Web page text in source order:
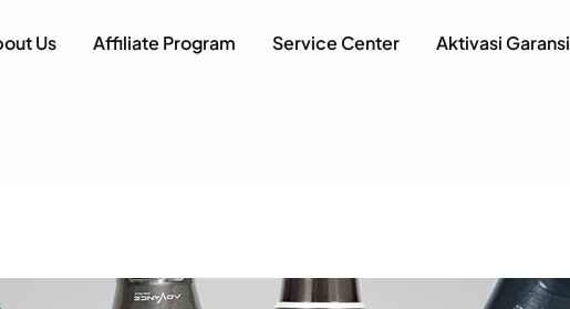
AUDIO VISUAL
Us Affiliate Program Service Center Aktivasi Garansi